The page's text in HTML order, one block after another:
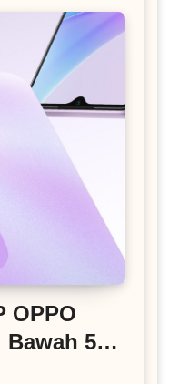
OPPO
Bawah 5